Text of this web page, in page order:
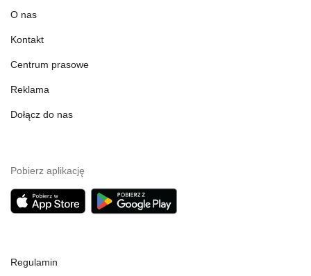
O nas
Kontakt
Centrum prasowe
Reklama
Dołącz do nas
Pobierz aplikację
Regulamin